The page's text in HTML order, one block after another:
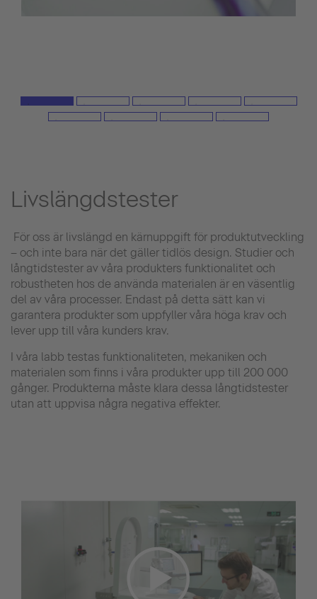
Livslängdstester
För oss är livslängd en kärnuppgift för produktutveckling
– och inte bara när det gäller tidlös design. Studier och
långtidstester av våra produkters funktionalitet och
robustheten hos de använda materialen är en väsentlig
del av våra processer. Endast på detta sätt kan vi
garantera produkter som uppfyller våra höga krav och
lever upp till våra kunders krav.
I våra labb testas funktionaliteten, mekaniken och
materialen som finns i våra produkter upp till 200 000
gånger. Produkterna måste klara dessa långtidstester
utan att uppvisa några negativa effekter.
Uthållighetstest av
varmluftsfunktionen på
SensoWash-toaletterna
SensoWash-toalettens alla funktioner utsätts